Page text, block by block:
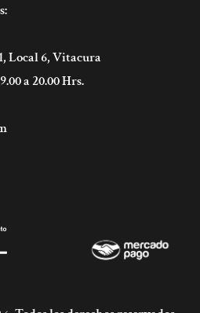
Local 6, Vitacura
a 20.00 Hrs.